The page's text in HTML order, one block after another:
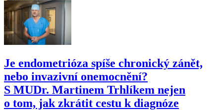
Je endometrióza spíše chronický zánět,
nebo invazivní onemocnění?
S MUDr. Martinem Trhlíkem nejen
o tom, jak zkrátit cestu k diagnóze